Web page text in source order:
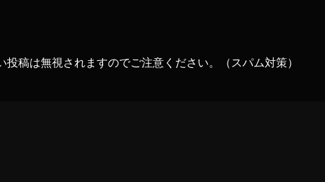
投稿は無視されますのでご注意ください。（スパム対策）